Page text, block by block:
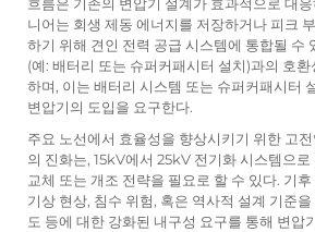
니어는 회생 제동 에너지를 저장하거나 피크
하기 위해 견인 전력 공급 시스템에 통합될 수
(예: 배터리 또는 슈퍼커패시터 설치)과의 호
하며, 이는 배터리 시스템 또는 슈퍼커패시터
변압기의 도입을 요구한다.
주요 노선에서 효율성을 향상시키기 위한 고
의 진화는, 15kV에서 25kV 전기화 시스템으
교체 또는 개조 전략을 필요로 할 수 있다. 기
기상 현상, 침수 위험, 혹은 역사적 설계 기준
도 등에 대한 강화된 내구성 요구를 통해 변압